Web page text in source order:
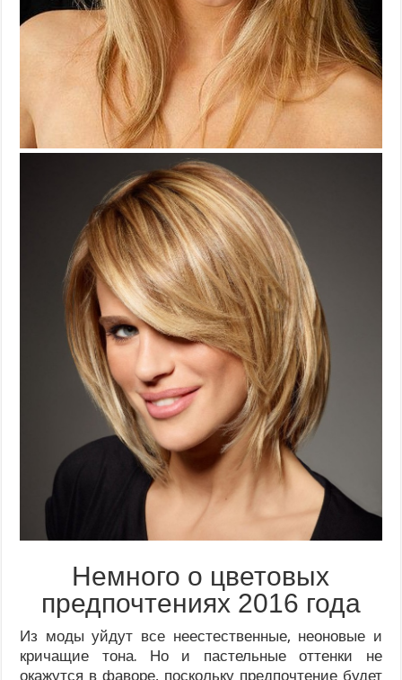
Немного о цветовых
предпочтениях 2016 года
Из моды уйдут все неестественные, неоновые и
кричащие тона. Но и пастельные оттенки не
окажутся в фаворе, поскольку предпочтение будет